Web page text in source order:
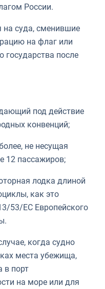
России.
на суда, сменившие
на флаг или
государства после
под действие
конвенций;
не несущая
12 пассажиров;
лодка длиной
как это
53/ЕС Европейского
когда судно
места убежища,
в порт
на море или для